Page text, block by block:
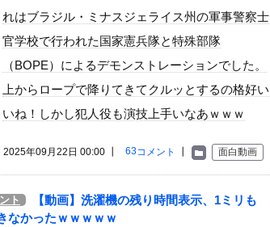
10年前と同レベルなの(ドン引き
！最後のCR...
器で草 ほか
動画、何故か叩かれる・・・
れる
アーカイブ、500万再生越えｗｗｗ
れはブラジル・ミナスジェライス州の軍事警察士
官学校で行われた国家憲兵隊と特殊部隊
（BOPE）によるデモンストレーションでした。
上からロープで降りてきてクルッとするの格好い
いね！しかし犯人役も演技上手いなあｗｗｗ
面白動画
63コメント
2025年09月22日 00:00 ┃
ト
【動画】洗濯機の残り時間表示、1ミリも
なかったｗｗｗｗｗ